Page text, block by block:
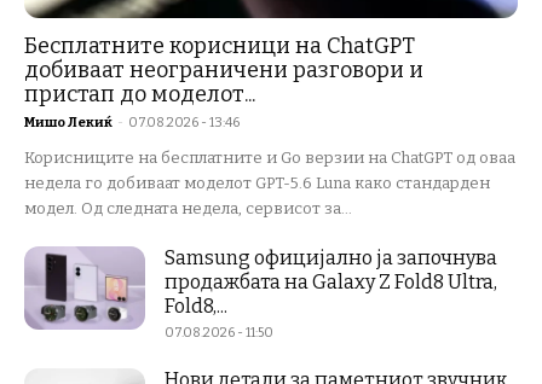
Бесплатните корисници на ChatGPT
добиваат неограничени разговори и
пристап до моделот...
Мишо Лекиќ - 07.08.2026 - 13:46
Корисниците на бесплатните и Go верзии на ChatGPT од оваа
недела го добиваат моделот GPT-5.6 Luna како стандарден
модел. Од следната недела, сервисот за...
Samsung официјално ја започнува
продажбата на Galaxy Z Fold8 Ultra,
Fold8,...
07.08.2026 - 11:50